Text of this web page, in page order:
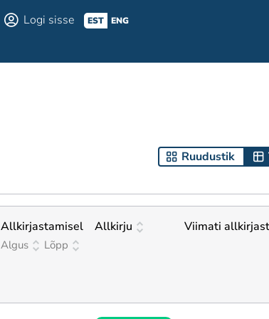
Logi sisse EST ENG
Ruudustik
Allkirjastamisel
Algus Lõpp
Allkirju Viimati